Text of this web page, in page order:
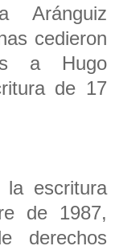
Aránguiz
cedieron
a Hugo
de 17
escritura
de 1987,
derechos